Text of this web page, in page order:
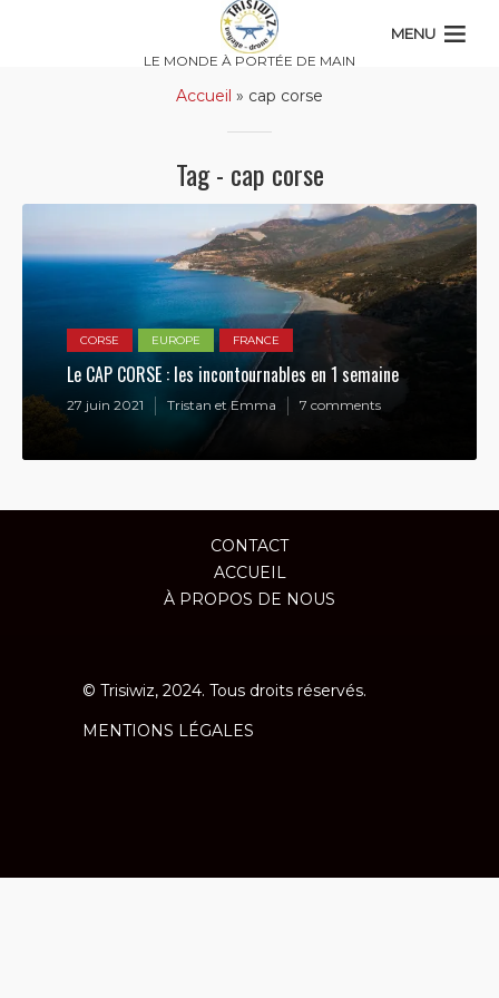
LE MONDE À PORTÉE DE MAIN
MENU
Accueil » cap corse
Tag - cap corse
CORSE EUROPE FRANCE
Le CAP CORSE : les incontournables en 1 semaine
27 juin 2021 Tristan et Emma 7 comments
CONTACT
ACCUEIL
À PROPOS DE NOUS
© Trisiwiz, 2024. Tous droits réservés.
MENTIONS LÉGALES